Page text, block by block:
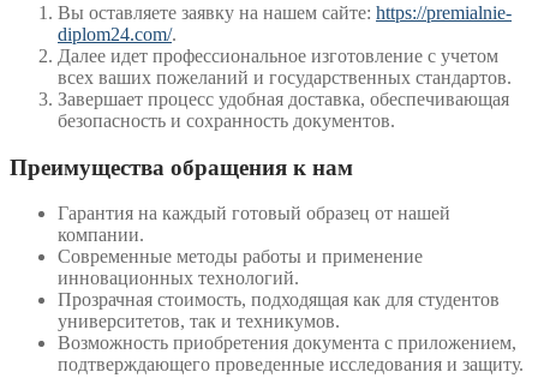
Вы оставляете заявку на нашем сайте: https://premialnie-
diplom24.com/.
Далее идет профессиональное изготовление с учетом
всех ваших пожеланий и государственных стандартов.
Завершает процесс удобная доставка, обеспечивающая
безопасность и сохранность документов.
Преимущества обращения к нам
Гарантия на каждый готовый образец от нашей
компании.
Современные методы работы и применение
инновационных технологий.
Прозрачная стоимость, подходящая как для студентов
университетов, так и техникумов.
Возможность приобретения документа с приложением,
подтверждающего проведенные исследования и защиту.